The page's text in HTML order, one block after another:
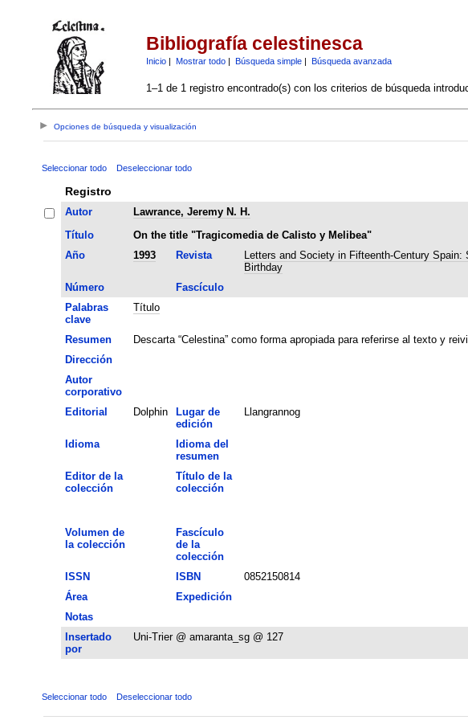
Bibliografía celestinesca
Inicio| Mostrar todo| Búsqueda simple| Búsqueda avanzada
1–1 de 1 registro encontrado(s) con los criterios de búsqueda
Opciones de búsqueda y visualización
Seleccionar todo Deseleccionar todo
Registro
Autor
Lawrance, Jeremy N. H.
Título
On the title "Tragicomedia de Calisto y Melibea"
Año
1993 Revista
Letters and Society in Fifteenth-Century
Birthday
Número Fascículo
Palabras
clave
Título
Resumen
Descarta “Celestina” como forma apropiada para referirse al texto y
Dirección
Autor
corporativo
Editorial Dolphin
Lugar de
edición
Llangrannog
Idioma
Idioma del
resumen
Editor de la
colección
Título de la
colección
Volumen de
la colección
Fascículo
de la
colección
ISSN ISBN 0852150814
Área
Expedición
Notas
Insertado
por
Uni-Trier @ amaranta_sg @ 127
Seleccionar todo Deseleccionar todo